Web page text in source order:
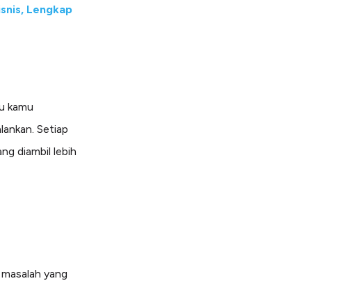
Lengkap
kamu
Setiap
diambil lebih
yang